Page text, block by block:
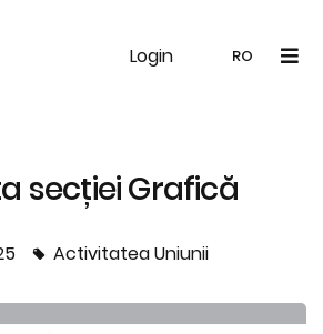
Login RO
Noutăți
secției Grafică
Activitatea Uniunii